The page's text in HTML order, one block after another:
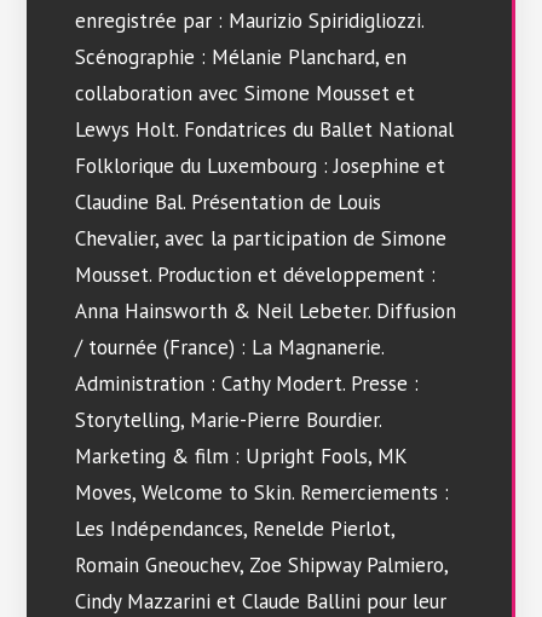
enregistrée par : Maurizio Spiridigliozzi.
Scénographie : Mélanie Planchard, en
collaboration avec Simone Mousset et
Lewys Holt. Fondatrices du Ballet National
Folklorique du Luxembourg : Josephine et
Claudine Bal. Présentation de Louis
Chevalier, avec la participation de Simone
Mousset. Production et développement :
Anna Hainsworth & Neil Lebeter. Diffusion
/ tournée (France) : La Magnanerie.
Administration : Cathy Modert. Presse :
Storytelling, Marie-Pierre Bourdier.
Marketing & film : Upright Fools, MK
Moves, Welcome to Skin. Remerciements :
Les Indépendances, Renelde Pierlot,
Romain Gneouchev, Zoe Shipway Palmiero,
Cindy Mazzarini et Claude Ballini pour leur